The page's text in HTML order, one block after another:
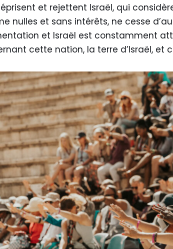
et rejettent Israël, qui
nulles et sans intérêts, ne cesse
et Israël est constamment
cette nation, la terre d’Israël, et